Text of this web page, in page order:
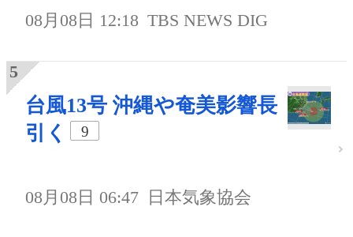
08月08日 12:18 TBS NEWS DIG
台風13号 沖縄や奄美影響長
引く
9
08月08日 06:47 日本気象協会